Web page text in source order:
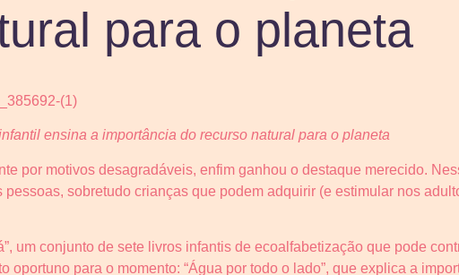
para o planeta
ensina a importância do recurso natural para o planeta
por motivos desagradáveis, enfim ganhou o destaque merecido.
sobretudo crianças que podem adquirir (e estimular nos
um conjunto de sete livros infantis de ecoalfabetização que pode
oportuno para o momento: “Água por todo o lado”, que explica a